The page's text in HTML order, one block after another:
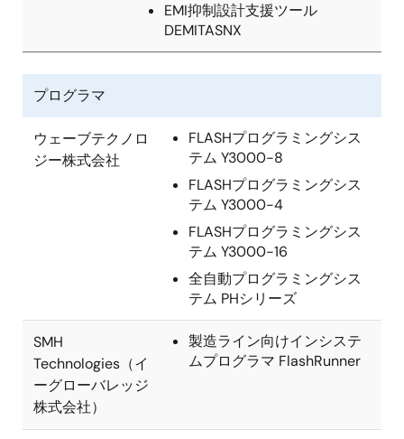
EMI抑制設計支援ツール
DEMITASNX
プログラマ
ウェーブテクノロ
ジー株式会社
FLASHプログラミングシス
テム Y3000-8
FLASHプログラミングシス
テム Y3000-4
FLASHプログラミングシス
テム Y3000-16
全自動プログラミングシス
テム PHシリーズ
SMH
Technologies（イ
ーグローバレッジ
株式会社）
製造ライン向けインシステ
ムプログラマ FlashRunner